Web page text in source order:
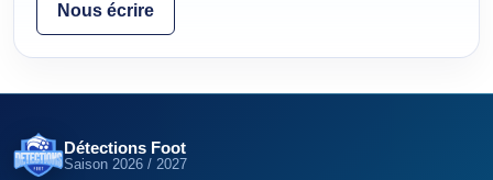
Nous écrire
Détections Foot
Saison 2026 / 2027